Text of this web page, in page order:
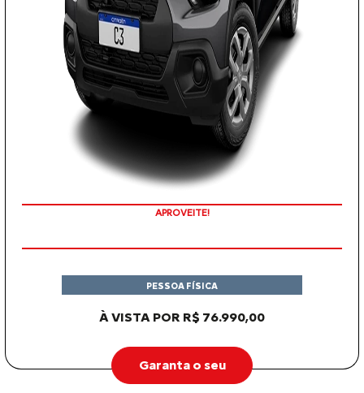
APROVEITE!
À VISTA POR R$ 76.990,00
PESSOA FÍSICA
Garanta o seu